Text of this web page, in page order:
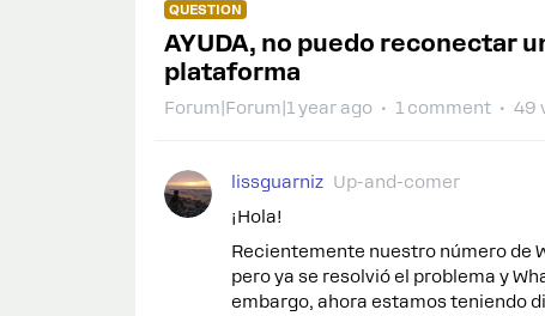
QUESTION
AYUDA, no puedo reconectar
plataforma
Forum|Forum|1 year ago 1 comment 49
lissguarniz Up-and-comer
¡Hola!
Recientemente nuestro número de
pero ya se resolvió el problema y
embargo, ahora estamos teniendo